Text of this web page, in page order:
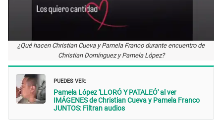
¿Qué hacen Christian Cueva y Pamela Franco durante encuentro de
Christian Domínguez y Pamela López?
PUEDES VER:
Pamela López 'LLORÓ Y PATALEÓ' al ver
IMÁGENES de Christian Cueva y Pamela Franco
JUNTOS: Filtran audios